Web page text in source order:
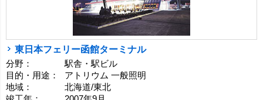
東日本フェリー函館ターミナル
分野：
駅舎・駅ビル
目的・用途：
アトリウム 一般照明
地域：
北海道/東北